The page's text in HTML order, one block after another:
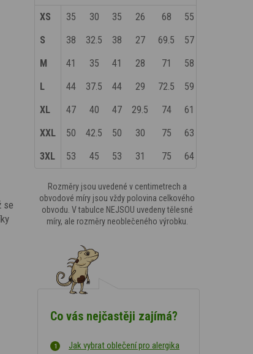
se
XS 35 30 35 26 68
55
S
38 32.5 38 27 69.5
57
M
41 35 41 28 71
58
L
44 37.5 44 29 72.5
59
XL
47 40 47 29.5 74
61
XXL
50 42.5 50 30 75
63
3XL
53 45 53 31 75 64
Rozměry jsou uvedené v centimetrech a
obvodové míry jsou vždy polovina celkového
obvodu. V tabulce NEJSOU uvedeny tělesné
míry, ale rozměry neoblečeného výrobku.
Co vás nejčastěji zajímá?
Jak vybrat oblečení pro alergika